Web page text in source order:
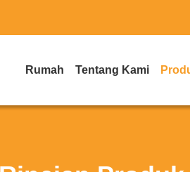
Rumah Tentang Kami